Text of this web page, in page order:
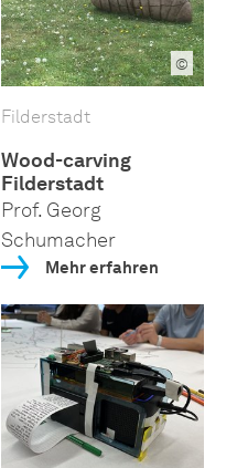
©
Filderstadt
Wood-carving
Filderstadt
Prof. Georg
Schumacher
Mehr erfahren